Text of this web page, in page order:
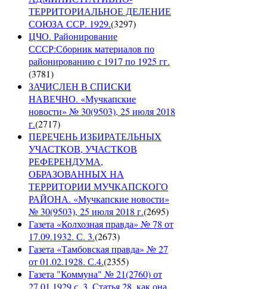
ТЕРРИТОРИАЛЬНОЕ ДЕЛЕНИЕ
СОЮЗА ССР. 1929.(3297)
ЦЧО. Районирование
СССР:Сборник материалов по
районированию с 1917 по 1925 гг.
(3781)
ЗАЧИСЛЕН В СПИСКИ
НАВЕЧНО. «Мучкапские
новости» № 30(9503), 25 июля 2018
г.(2717)
ПЕРЕЧЕНЬ ИЗБИРАТЕЛЬНЫХ
УЧАСТКОВ, УЧАСТКОВ
РЕФЕРЕНДУМА,
ОБРАЗОВАННЫХ НА
ТЕРРИТОРИИ МУЧКАПСКОГО
РАЙОНА. «Мучкапские новости»
№ 30(9503), 25 июля 2018 г.(2695)
Газета «Колхозная правда» № 78 от
17.09.1932. С. 3.(2673)
Газета «Тамбовская правда» № 27
от 01.02.1928. С.4.(2355)
Газета "Коммуна" № 21(2760) от